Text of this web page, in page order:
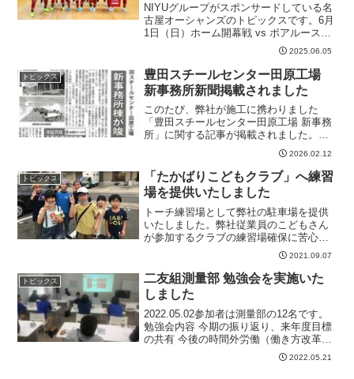
NIYUグループがスポンサードしている名
古屋オーシャンズのトピックスです。6月
1日（日）ホーム開幕戦 vs ボアルース長
野パロマ瑞穂アリーナにて今季ホーム開
幕戦を行い、昇格組のボアルース長野と
対戦しました。前半終了間際にアンドレ
シート選手が...
2025.06.05
トピックス
豊田スチールセンター田原工場
新事務所新聞掲載されました
このたび、弊社が施工に携わりました
「豊田スチールセンター田原工場 新事務
所」に関する記事が掲載されました。本
プロジェクトに携わることができました
ことを大変光栄に存じます。竣工式の記
事はこちら
2026.02.12
トピックス
「たかばりこどもクラブ」へ練習
場を提供いたしました
トーチ練習場として弊社の駐車場を提供
いたしました。弊社従業員のこどもさん
が参加するクラブの練習場確保に苦心し
ていることをお聞きし休日（土曜日）に
弊社の駐車場であれば大きなスペースを
確保できるため協力することとなりまし
た。久々の「火を灯して」...
2021.09.07
トピックス
二友組測量部 勉強会を実施いた
しました
2022.05.02参加者は測量部の12名です。
勉強会内容 今期の振り返り、来年度目標
の共有 今後の時間外労働（働き方改革）
の説明 講習：墨出し測量について 新入社
2022.05.21